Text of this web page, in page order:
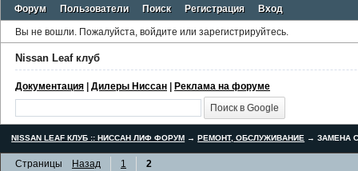
Форум Пользователи Поиск Регистрация Вход
Вы не вошли. Пожалуйста, войдите или зарегистрируйтесь.
Nissan Leaf клуб
Документация | Дилеры Ниссан | Реклама на форуме
NISSAN LEAF КЛУБ :: НИССАН ЛИФ ФОРУМ → РЕМОНТ, ОБСЛУЖИВАНИЕ →ЗАМЕНА
Страницы Назад 1 2